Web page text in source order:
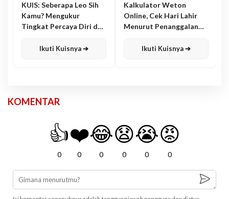
KUIS: Seberapa Leo Sih
Kamu? Mengukur
Tingkat Percaya Diri dan
Ikuti Kuisnya ➔
Kalkulator Weton
Online, Cek Hari Lahir
Menurut Penanggalan
Ikuti Kuisnya ➔
KOMENTAR
👍
0
❤️
0
😂
0
😧
0
😭
0
😡
0